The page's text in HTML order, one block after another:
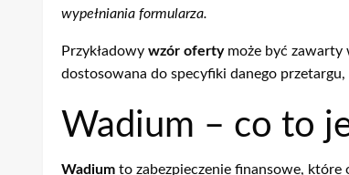
wypełniania formularza.
Przykładowy wzór ofertymoże być zawarty
dostosowana do specyfiki danego
Wadium – co to
Wadium to zabezpieczenie finansowe,